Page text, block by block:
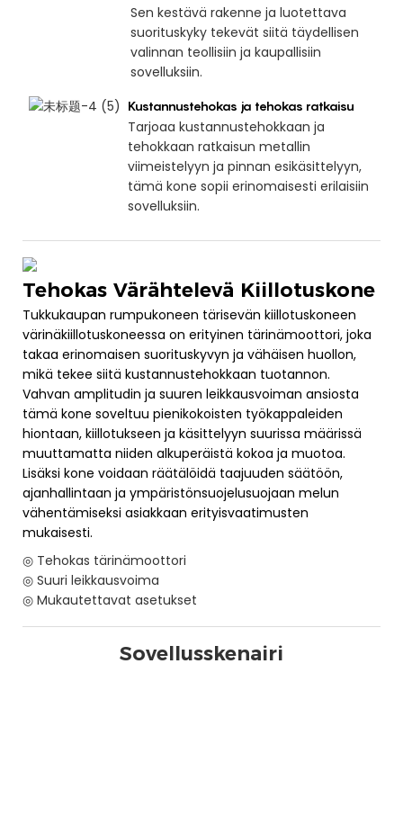
Sen kestävä rakenne ja luotettava
suorituskyky tekevät siitä täydellisen
valinnan teollisiin ja kaupallisiin
sovelluksiin.
Kustannustehokas ja tehokas ratkaisu
Tarjoaa kustannustehokkaan ja
tehokkaan ratkaisun metallin
viimeistelyyn ja pinnan esikäsittelyyn,
tämä kone sopii erinomaisesti erilaisiin
sovelluksiin.
Tehokas Värähtelevä Kiillotuskone
Tukkukaupan rumpukoneen tärisevän kiillotuskoneen
värinäkiillotuskoneessa on erityinen tärinämoottori, joka
takaa erinomaisen suorituskyvyn ja vähäisen huollon,
mikä tekee siitä kustannustehokkaan tuotannon.
Vahvan amplitudin ja suuren leikkausvoiman ansiosta
tämä kone soveltuu pienikokoisten työkappaleiden
hiontaan, kiillotukseen ja käsittelyyn suurissa määrissä
muuttamatta niiden alkuperäistä kokoa ja muotoa.
Lisäksi kone voidaan räätälöidä taajuuden säätöön,
ajanhallintaan ja ympäristönsuojelusuojaan melun
vähentämiseksi asiakkaan erityisvaatimusten
mukaisesti.
◎ Tehokas tärinämoottori
◎ Suuri leikkausvoima
◎ Mukautettavat asetukset
Sovellusskenairi